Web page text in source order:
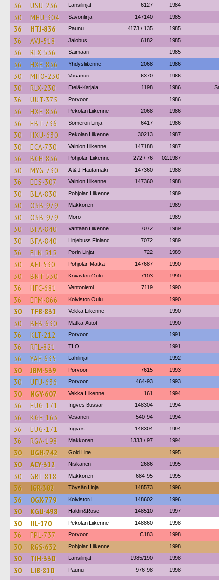
36 USU-236 Länsilinjat 6127 1984
30 MHU-304 Savonlinja 147140 1985
36 HTJ-836 Paunu 4173 / 135 1985
36 AVJ-518 Jalobus 6182 1985
36 RLX-536 Saimaan 1985
36 HXE-836 Yhdysliikenne 2068 1986
30 MHO-230 Vesanen 6370 1986
30 RLX-230 Etelä-Karjala 1198 1986
36 UUT-375 Porvoon 1986
36 HXE-836 Pekolan Liikenne 2068 1986
36 EBT-736 Someron Linja 6417 1986
30 HXU-630 Pekolan Liikenne 30213 1987
30 ECA-730 Vainion Liikenne 147188 1987
36 BCH-836 Pohjolan Liikenne 272 / 76 02.1987
30 MYG-730 A & J Hautamäki 147360 1988
36 EES-307 Vainion Liikenne 147360 1988
30 BLA-830 Pohjolan Liikenne 1989
30 OSB-979 Makkonen 1989
30 OSB-979 Mörö 1989
30 BFA-840 Vantaan Liikenne 7072 1989
30 BFA-840 Linjebuss Finland 7072 1989
36 ELN-515 Porin Linjat 722 1989
30 AFJ-530 Pohjolan Matka 147687 1990
30 BNT-530 Koiviston Oulu 7103 1990
36 HFC-681 Ventoniemi 7119 1990
36 EFM-866 Koiviston Oulu 1990
30 TFB-831 Vekka Liikenne 1990
30 BFB-630 Matka-Autot 1990
36 KLT-212 Porvoon 1991
36 RFL-821 TLO 1991
36 YAF-635 Lähilinjat 1992
30 JBM-539 Porvoon 7615 1993
30 UFU-636 Porvoon 464-93 1993
30 NGY-607 Vekka Liikenne 161 1994
36 EUG-171 Ingves Bussar 148304 1994
36 KGE-163 Vesanen 540-94 1994
36 EUG-171 Ingves 148304 1994
36 RGA-198 Makkonen 1333 / 97 1994
30 UGH-742 Gold Line 1995
30 ACY-312 Niskanen 2686 1995
30 GBL-818 Makkonen 684-95 1995
36 IGR-302 Töysän Linja 148573 1996
36 OGX-779 Koiviston L 148602 1996
30 KGU-498 Haldin&Rose 148510 1997
30 IIL-170 Pekolan Liikenne 148860 1998
36 FPL-737 Porvoon C183 1998
30 RGS-632 Pohjolan Liikenne 1998
30 TIH-330 Länsilinjat 1985/190 1998
30 LIB-810 Paunu 976-98 1998